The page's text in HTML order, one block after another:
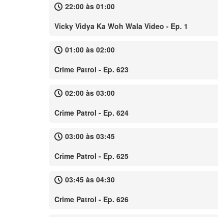
22:00 às 01:00
Vicky Vidya Ka Woh Wala Video - Ep. 1
01:00 às 02:00
Crime Patrol - Ep. 623
02:00 às 03:00
Crime Patrol - Ep. 624
03:00 às 03:45
Crime Patrol - Ep. 625
03:45 às 04:30
Crime Patrol - Ep. 626